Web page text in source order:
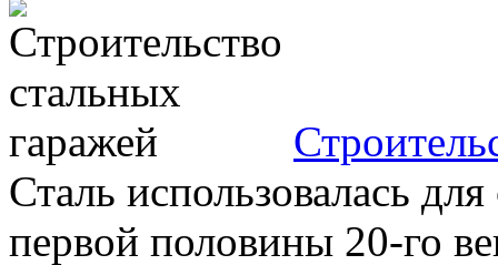
Сталь использовалась
первой половины 20-го